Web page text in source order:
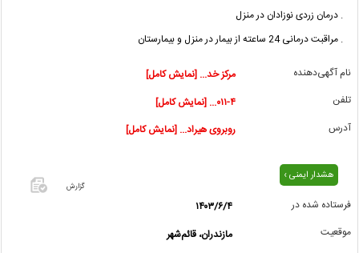
. درمان زردی نوزادان در منزل
. مراقبت درمانی 24 ساعته از بیمار در منزل و بیمارستان
نام آگهی‌دهنده
مرکز خد... [نمایش کامل]
تلفن
۰۱۱-۴... [نمایش کامل]
آدرس
روبروی هیراد... [نمایش کامل]
هشدار ایمنی ›
گزارش
فرستاده شده در
۱۴۰۳/۶/۴
موقعیت
مازندران، قائم‌شهر